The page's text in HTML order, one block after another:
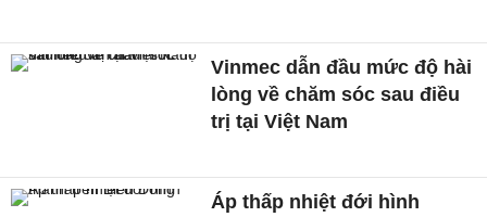
Vinmec dẫn đầu mức độ hài
lòng về chăm sóc sau điều
trị tại Việt Nam
Áp thấp nhiệt đới hình